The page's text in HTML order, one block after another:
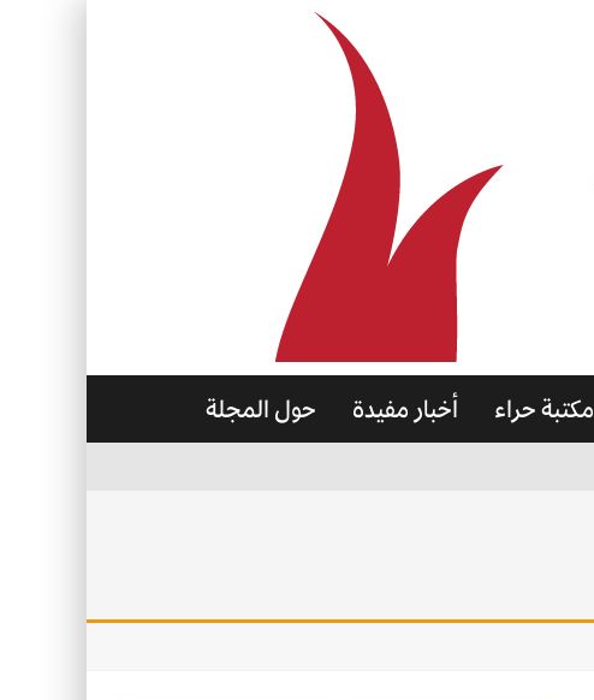
مكتبة حراء أخبار مفيدة حول المجلة